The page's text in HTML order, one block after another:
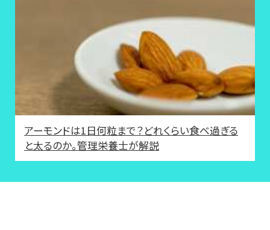
アーモンドは1日何粒まで？どれくらい食べ過ぎる
と太るのか。管理栄養士が解説